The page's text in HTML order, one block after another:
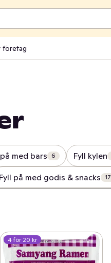
företag
med bars 6 Fyll kylen
Fyll på med godis & snacks 17
4 för 20 kr